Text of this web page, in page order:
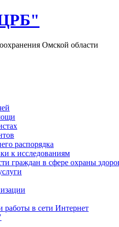
Омской области
распорядка
к исследованиям
граждан в сфере охраны
работы в сети Интернет